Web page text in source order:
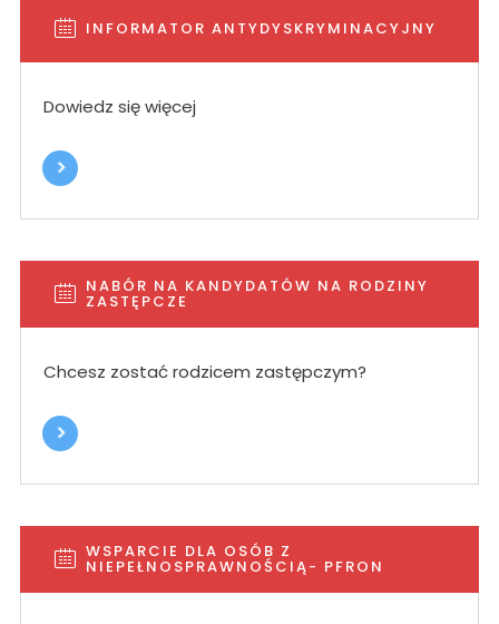
INFORMATOR ANTYDYSKRYMINACYJNY
Dowiedz się więcej
NABÓR NA KANDYDATÓW NA RODZINY
ZASTĘPCZE
Chcesz zostać rodzicem zastępczym?
WSPARCIE DLA OSÓB Z
NIEPEŁNOSPRAWNOŚCIĄ- PFRON